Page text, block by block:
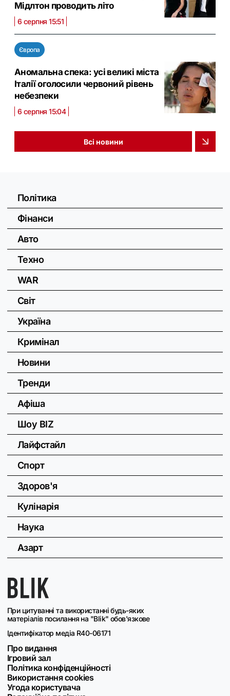
Мідлтон проводить літо
6 серпня 15:51
Європа
Аномальна спека: усі великі міста
Італії оголосили червоний рівень
небезпеки
6 серпня 15:04
Всі новини
При цитуванні та використанні будь-яких
матеріалів посилання на "Blik" обов'язкове
Ідентифікатор медіа R40-06171
Про видання
Ігровий зал
Політика конфіденційності
Використання cookies
Угода користувача
Політика
Фінанси
Авто
Техно
WAR
Світ
Україна
Кримінал
Новини
Тренди
Афіша
Шоу BIZ
Лайфстайл
Спорт
Здоров'я
Кулінарія
Наука
Азарт